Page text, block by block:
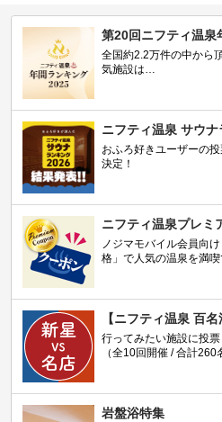
第20回ニフティ温泉
全国約2.2万件の中から
気施設は…
ニフティ温泉 サウ
おふろ好きユーザーの
決定！
ニフティ温泉プレミ
ノジマモバイル会員向
格」で人気の温泉を満喫
【ニフティ温泉 百名
行ってみたい施設に投
（全10回開催 / 合計260
岩盤浴特集